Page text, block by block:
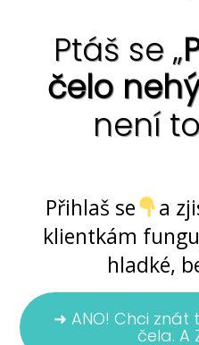
Ptáš se „
čelo
není
Přihlaš se
a
klientkám
hladké,
➜ ANO! Chci
čela. A